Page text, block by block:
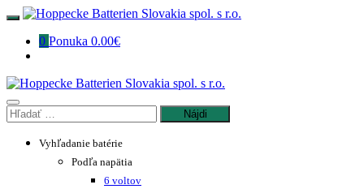
Preskočiť
obsah
0 Ponuka 0.00€
Hľadať:
Vyhľadanie batérie
Podľa napätia
6 voltov